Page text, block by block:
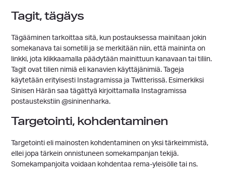
Tagit, tägäys
Tägääminen tarkoittaa sitä, kun postauksessa mainitaan jokin
somekanava tai sometili ja se merkitään niin, että maininta on
linkki, jota klikkaamalla päädytään mainittuun kanavaan tai tiliin.
Tagit ovat tilien nimiä eli kanavien käyttäjänimiä. Tageja
käytetään erityisesti Instagramissa ja Twitterissä. Esimerkiksi
Sinisen Härän saa tägättyä kirjoittamalla Instagramissa
postaustekstiin @sininenharka.
Targetointi, kohdentaminen
Targetointi eli mainosten kohdentaminen on yksi tärkeimmistä,
ellei jopa tärkein onnistuneen somekampanjan tekijä.
Somekampanjoita voidaan kohdentaa rema-yleisölle tai ns.